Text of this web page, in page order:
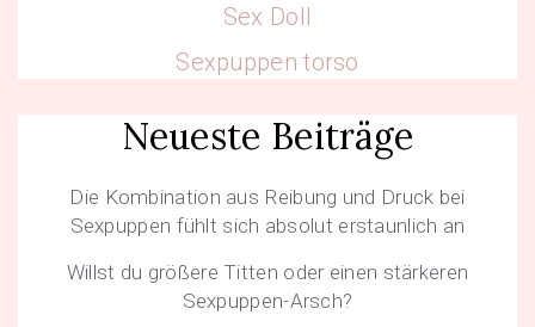
Sex Doll
Sexpuppen torso
Neueste Beiträge
Die Kombination aus Reibung und Druck bei
Sexpuppen fühlt sich absolut erstaunlich an
Willst du größere Titten oder einen stärkeren
Sexpuppen-Arsch?